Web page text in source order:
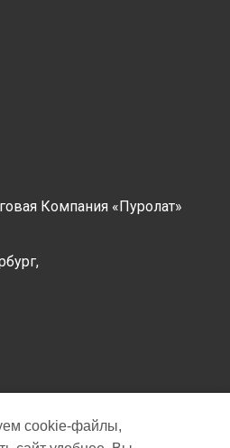
Компания «Пуролат»
cookie‑файлы,